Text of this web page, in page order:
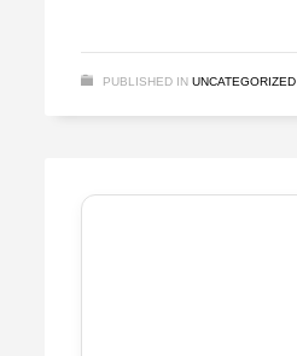
PUBLISHED IN UNCATEGORIZED